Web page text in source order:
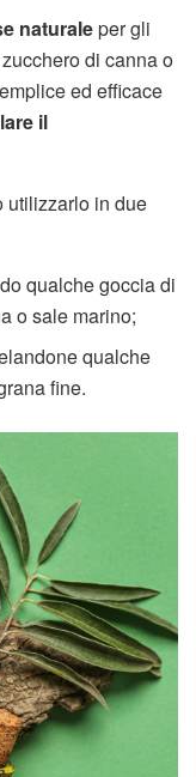
naturaleper gli
di canna o
ed efficace
il
utilizzarlo in due
qualche goccia di
o sale marino;
qualche
fine.